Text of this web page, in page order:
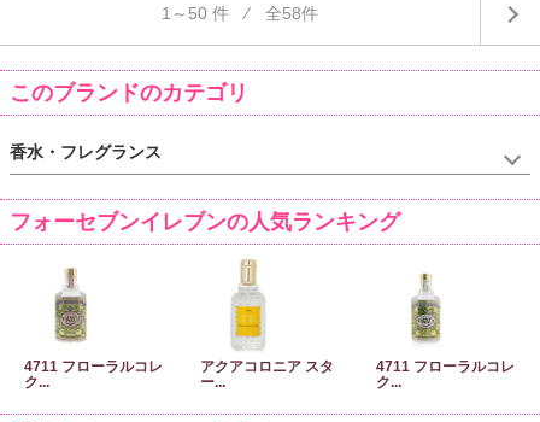
1～50 件 ⁄ 全58件
このブランドのカテゴリ
香水・フレグランス
フォーセブンイレブンの人気ランキング
4711 フローラルコレ
ク...
アクアコロニア スタ
ー...
4711 フローラルコレ
ク...